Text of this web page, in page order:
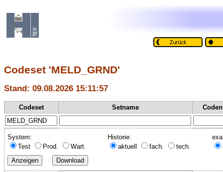
Codeset 'MELD_GRND'
Stand: 09.08.2026 15:11:57
Codeset Setname
System:
Test
Prod. Wart.
Historie:
aktuell
fach. tech.